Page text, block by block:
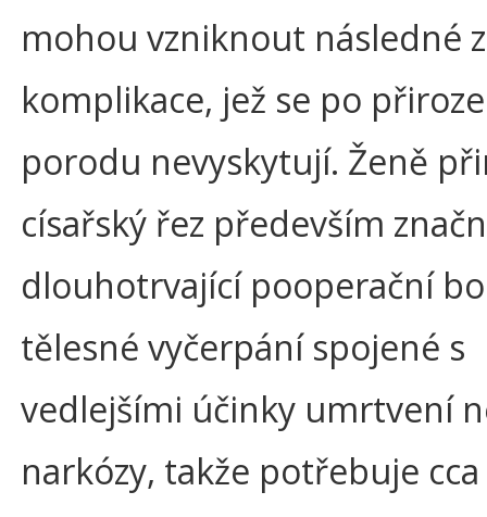
mohou vzniknout následné
komplikace, jež se po
porodu nevyskytují. Ženě
císařský řez především
dlouhotrvající pooperační
tělesné vyčerpání spojené s
vedlejšími účinky umrtvení
narkózy, takže potřebuje cca